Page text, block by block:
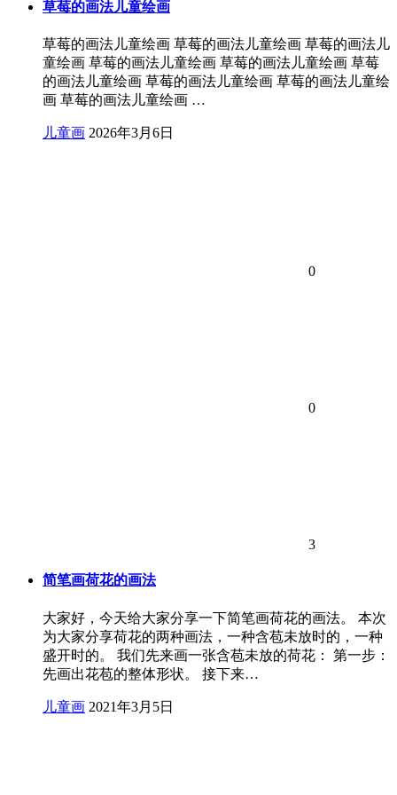
草莓的画法儿童绘画
草莓的画法儿童绘画 草莓的画法儿童绘画 草莓的画法儿
童绘画 草莓的画法儿童绘画 草莓的画法儿童绘画 草莓
的画法儿童绘画 草莓的画法儿童绘画 草莓的画法儿童绘
画 草莓的画法儿童绘画 …
儿童画 2026年3月6日
0
0
3
简笔画荷花的画法
大家好，今天给大家分享一下简笔画荷花的画法。 本次
为大家分享荷花的两种画法，一种含苞未放时的，一种
盛开时的。 我们先来画一张含苞未放的荷花： 第一步：
先画出花苞的整体形状。 接下来…
儿童画 2021年3月5日